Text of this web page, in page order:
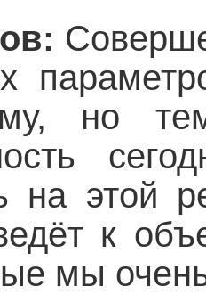
но
на этой
к
мы